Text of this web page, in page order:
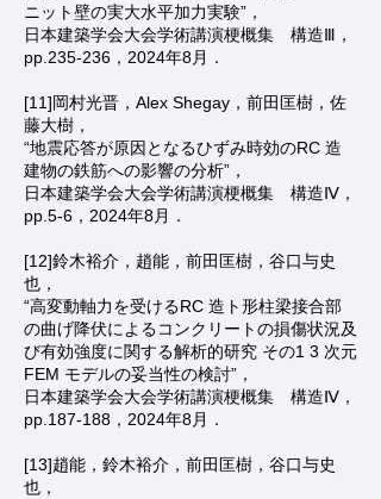
ニット壁の実大水平加力実験”，
日本建築学会大会学術講演梗概集 構造Ⅲ，
pp.235-236，2024年8月．
[11]岡村光晋，Alex Shegay，前田匡樹，佐
藤大樹，
“地震応答が原因となるひずみ時効のRC 造
建物の鉄筋への影響の分析”，
日本建築学会大会学術講演梗概集 構造Ⅳ，
pp.5-6，2024年8月．
[12]鈴木裕介，趙能，前田匡樹，谷口与史
也，
“高変動軸力を受けるRC 造ト形柱梁接合部
の曲げ降伏によるコンクリートの損傷状況及
び有効強度に関する解析的研究 その1 3 次元
FEM モデルの妥当性の検討”，
日本建築学会大会学術講演梗概集 構造Ⅳ，
pp.187-188，2024年8月．
[13]趙能，鈴木裕介，前田匡樹，谷口与史
也，